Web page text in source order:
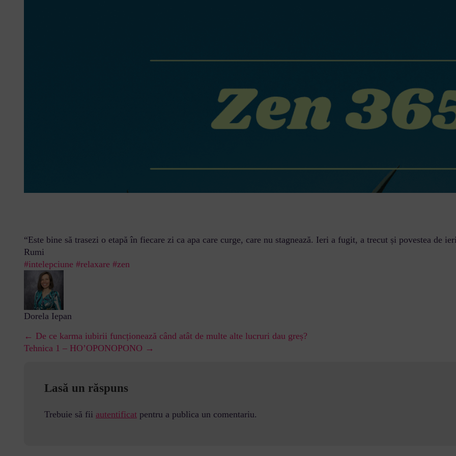
“Este bine să trasezi o etapă în fiecare zi ca apa care curge, care nu stagnează. Ieri a fugit, a trecut și povestea de
Rumi
#intelepciune #relaxare #zen
Dorela Iepan
← De ce karma iubirii funcționează când atât de multe alte lucruri dau greș?
Tehnica 1 – HO’OPONOPONO →
Lasă un răspuns
Trebuie să fii autentificat pentru a publica un comentariu.